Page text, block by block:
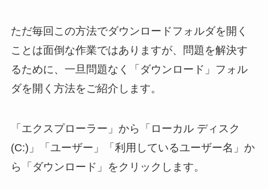
ただ毎回この方法でダウンロードフォルダを開く
ことは面倒な作業ではありますが、問題を解決す
るために、一旦問題なく「ダウンロード」フォル
ダを開く方法をご紹介します。
「エクスプローラー」から「ローカル ディスク
(C:)」「ユーザー」「利用しているユーザー名」か
ら「ダウンロード」をクリックします。